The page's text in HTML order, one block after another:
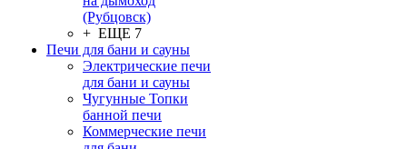
(Рубцовск)
+ ЕЩЕ 7
Печи для бани и сауны
Электрические печи
для бани и сауны
Чугунные Топки
банной печи
Коммерческие печи